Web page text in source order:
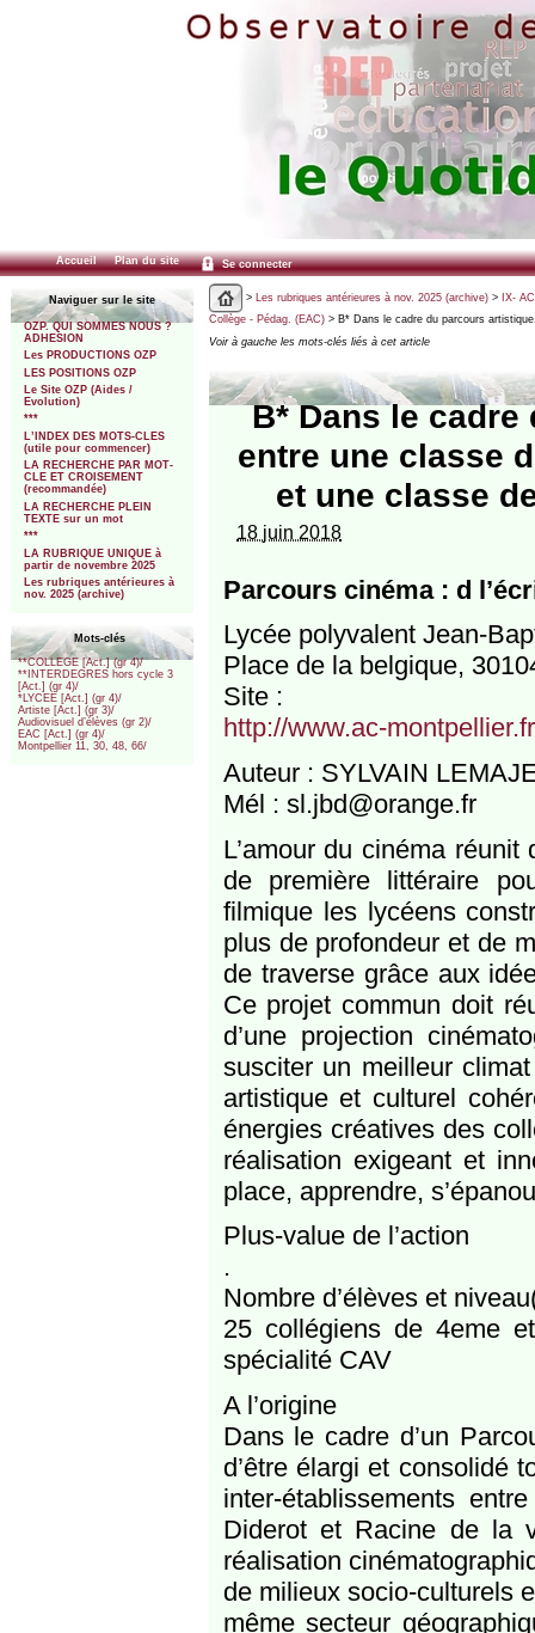
Accueil Plan du site Se connecter
Naviguer sur le site
OZP. QUI SOMMES NOUS ?
ADHESION
Les PRODUCTIONS OZP
LES POSITIONS OZP
Le Site OZP (Aides /
Evolution)
***
L’INDEX DES MOTS-CLES
(utile pour commencer)
LA RECHERCHE PAR MOT-
CLE ET CROISEMENT
(recommandée)
LA RECHERCHE PLEIN
TEXTE sur un mot
***
LA RUBRIQUE UNIQUE à
partir de novembre 2025
Les rubriques antérieures à
nov. 2025 (archive)
Mots-clés
**COLLEGE [Act.] (gr 4)/
**INTERDEGRES hors cycle 3
[Act.] (gr 4)/
*LYCEE [Act.] (gr 4)/
Artiste [Act.] (gr 3)/
Audiovisuel d’élèves (gr 2)/
EAC [Act.] (gr 4)/
Montpellier 11, 30, 48, 66/
> Les rubriques antérieures à nov. 2025 (archive)> IX-
Collège - Pédag. (EAC)> B* Dans le cadre du parcours
Voir à gauche les mots-clés liés à cet article
B* Dans le
entre une classe
et une classe
18 juin 2018
Parcours cinéma : d
Lycée polyvalent Jean-
Place de la belgique,
Site :
http://www.ac-
Auteur : SYLVAIN
Mél : sl.jbd@orange.fr
L’amour du cinéma
de première littéraire
filmique les lycéens
plus de profondeur et de
de traverse grâce aux
Ce projet commun doit
d’une projection
susciter un meilleur
artistique et culturel
énergies créatives des
réalisation exigeant et
place, apprendre,
Plus-value de l’action
.
Nombre d’élèves et
25 collégiens de 4eme
spécialité CAV
A l’origine
Dans le cadre d’un
d’être élargi et consolidé
inter-établissements
Diderot et Racine de la
réalisation
de milieux socio-culturels
même secteur